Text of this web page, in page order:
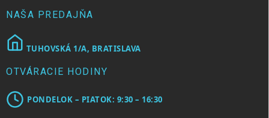
NAŠA PREDAJŇA
TUHOVSKÁ 1/A, BRATISLAVA
OTVÁRACIE HODINY
PONDELOK – PIATOK: 9:30 – 16:30